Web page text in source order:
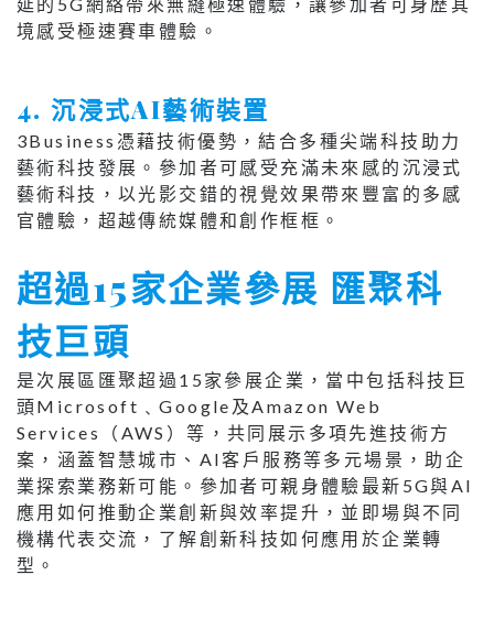
境感受極速賽車體驗。
4. 沉浸式AI藝術裝置
3Business憑藉技術優勢，結合多種尖端科技助力
藝術科技發展。參加者可感受充滿未來感的沉浸式
藝術科技，以光影交錯的視覺效果帶來豐富的多感
官體驗，超越傳統媒體和創作框框。
超過15家企業參展 匯聚科
技巨頭
是次展區匯聚超過15家參展企業，當中包括科技巨
頭Microsoft﹑Google及Amazon Web
Services（AWS）等，共同展示多項先進技術方
案，涵蓋智慧城市、AI客戶服務等多元場景，助企
業探索業務新可能。參加者可親身體驗最新5G與AI
應用如何推動企業創新與效率提升，並即場與不同
機構代表交流，了解創新科技如何應用於企業轉
型。